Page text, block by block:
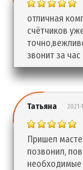
отличная
счётчиков
звонит за
Татьяна 2021-
Пришел
позвонил,